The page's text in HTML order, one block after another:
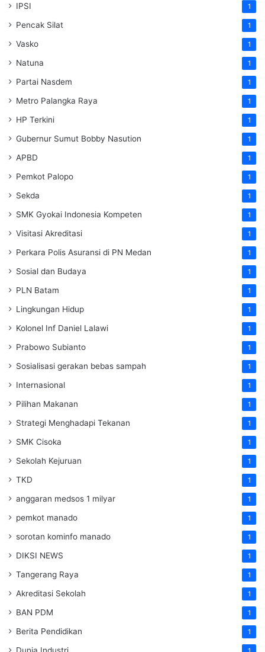
IPSI 1
Pencak Silat 1
Vasko 1
Natuna 1
Partai Nasdem 1
Metro Palangka Raya 1
HP Terkini 1
Gubernur Sumut Bobby Nasution 1
APBD 1
Pemkot Palopo 1
Sekda 1
SMK Gyokai Indonesia Kompeten 1
Visitasi Akreditasi 1
Perkara Polis Asuransi di PN Medan 1
Sosial dan Budaya 1
PLN Batam 1
Lingkungan Hidup 1
Kolonel Inf Daniel Lalawi 1
Prabowo Subianto 1
Sosialisasi gerakan bebas sampah 1
Internasional 1
Pilihan Makanan 1
Strategi Menghadapi Tekanan 1
SMK Cisoka 1
Sekolah Kejuruan 1
TKD 1
anggaran medsos 1 milyar 1
pemkot manado 1
sorotan kominfo manado 1
DIKSI NEWS 1
Tangerang Raya 1
Akreditasi Sekolah 1
BAN PDM 1
Berita Pendidikan 1